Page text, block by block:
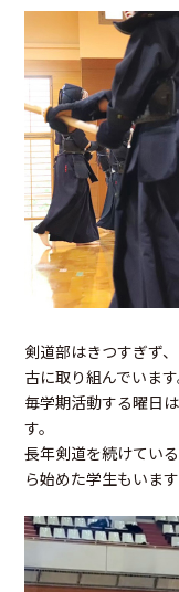
剣道部はきつすぎず
古に取り組んでいます
毎学期活動する曜日
す。
長年剣道を続けてい
ら始めた学生もいます